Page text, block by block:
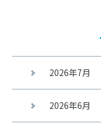
2026年7月
2026年6月